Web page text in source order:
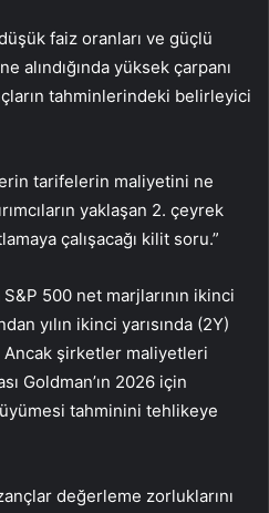
faiz oranları ve güçlü
alındığında yüksek çarpanı
tahminlerindeki belirleyici
tarifelerin maliyetini ne
yaklaşan 2. çeyrek
çalışacağı kilit soru.”
500 net marjlarının ikinci
yılın ikinci yarısında (2Y)
Ancak şirketler maliyetleri
Goldman’ın 2026 için
tahminini tehlikeye
değerleme zorluklarını